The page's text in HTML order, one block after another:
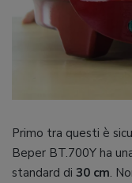
Primo tra questi è
Beper BT.700Y ha
standard di 30 cm.